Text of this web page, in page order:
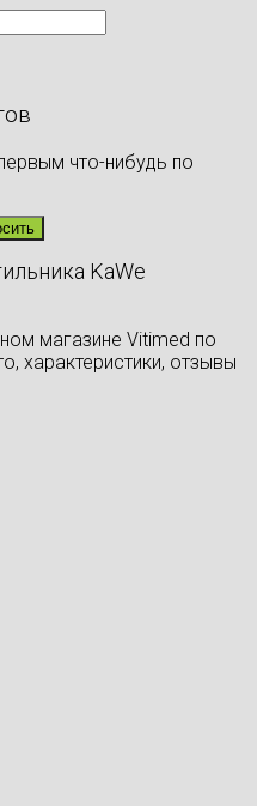
что-нибудь по
KaWe
магазине Vitimed по
характеристики, отзывы